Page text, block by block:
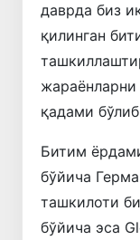
даврда биз
қилинган
қадами
Битим
бўйича
ташкилоти
бўйича эса